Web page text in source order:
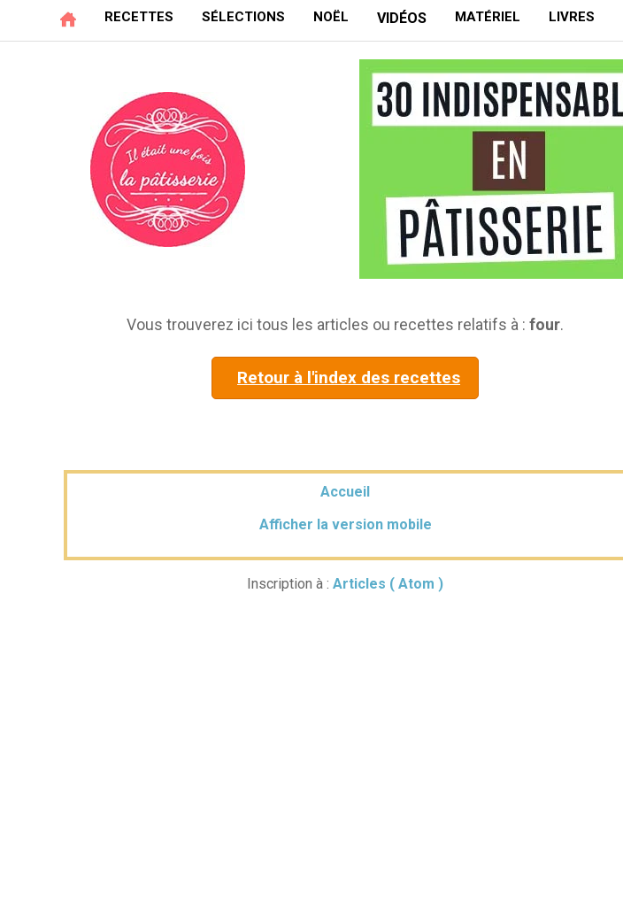
RECETTES SÉLECTIONS NOËL VIDÉOS MATÉRIEL LIVRES
Vous trouverez ici tous les articles ou recettes relatifs à :four.
Retour à l'index des recettes
Accueil
Afficher la version mobile
Inscription à :Articles ( Atom )